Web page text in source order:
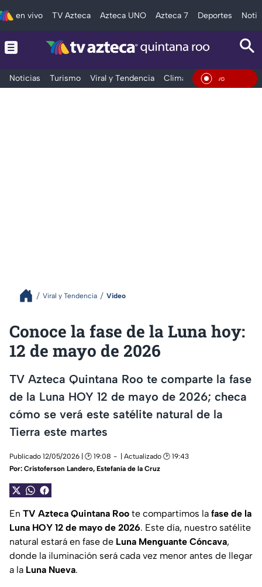
en vivo TV Azteca Azteca UNO Azteca 7 Deportes
Noticias Turismo Viral y Tendencia Clima Tráfico En
Viral y Tendencia Video
Conoce la fase de la Luna hoy:
12 de mayo de 2026
TV Azteca Quintana Roo te comparte la fase
de la Luna HOY 12 de mayo de 2026; checa
cómo se verá este satélite natural de la
Tierra este martes
Publicado 12/05/2026 | 🕑 19:08
| Actualizado 🕑 19:43
Por: Cristoferson Landero, Estefanía de la Cruz
En TV Azteca Quintana Roo te compartimos la fase de la
Luna HOY 12 de mayo de 2026. Este día, nuestro satélite
natural estará en fase de Luna Menguante Cóncava,
donde la iluminación será cada vez menor antes de llegar
a la Luna Nueva.